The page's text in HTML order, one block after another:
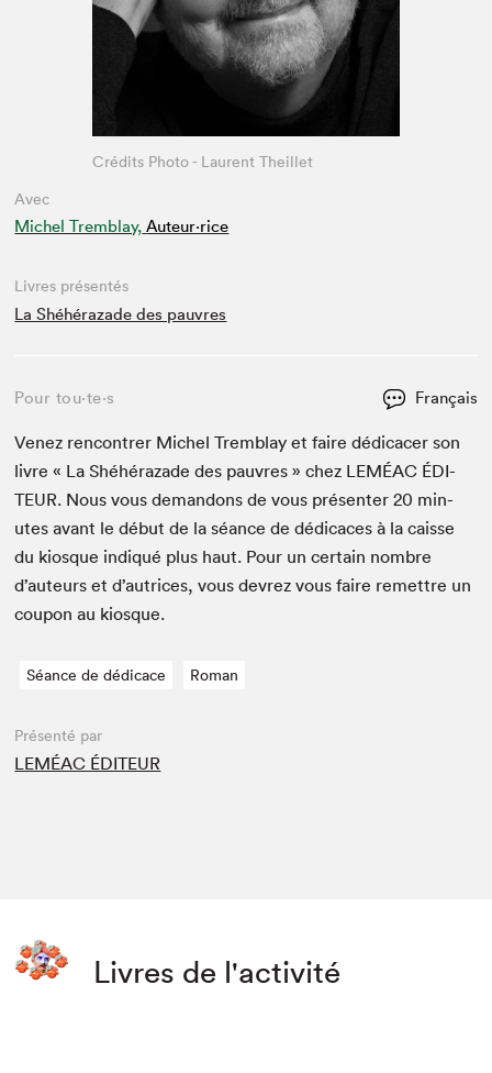
Avec
Michel Tremblay, Auteur·rice
Crédits Photo - Laurent Theillet
Livres présentés
La Shéhérazade des pauvres
Pour tou⋅te⋅s Français
Venez ren­con­tr­er Michel Trem­blay et faire dédi­cac­er son
livre « La Shéhérazade des pau­vres » chez LEMÉAC ÉDI­
TEUR. Nous vous deman­dons de vous présen­ter20 min­
utes avant le début de la séance de dédi­caces à la caisse
du kiosque indiqué plus haut. Pour un cer­tain nom­bre
d’auteurs et d’autrices, vous devrez vous faire remet­tre un
coupon au kiosque.
Séance de dédicace Roman
Présenté par
LEMÉAC ÉDITEUR
Livres de l'activité